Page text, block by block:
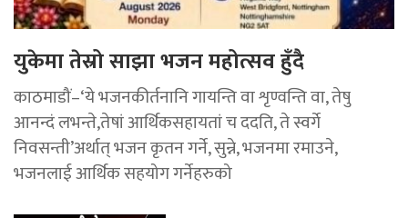
युकेमा तेस्रो साझा भजन महोत्सव हुँदै
काठमाडौं–‘ये भजनकीर्तनानि गायन्ति वा शृण्वन्ति वा, तेषु
आनन्दं लभन्ते,तेषां आर्थिकसहायतां च ददति, ते स्वर्गे
निवसन्ती’अर्थात् भजन कृतन गर्ने, सुन्ने, भजनमा रमाउने,
भजनलाई आर्थिक सहयोग गर्नेहरुको